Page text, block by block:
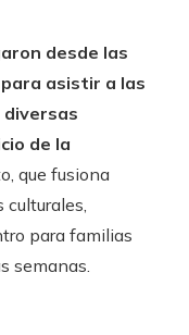
desde las
asistir a las
diversas
de la
que fusiona
culturales,
para familias
semanas.